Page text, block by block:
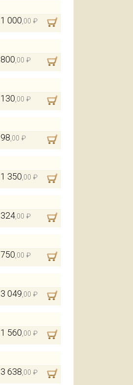
1 000,00 ₽
800,00 ₽
130,00 ₽
98,00 ₽
1 350,00 ₽
324,00 ₽
750,00 ₽
3 049,00 ₽
1 560,00 ₽
3 638,00 ₽